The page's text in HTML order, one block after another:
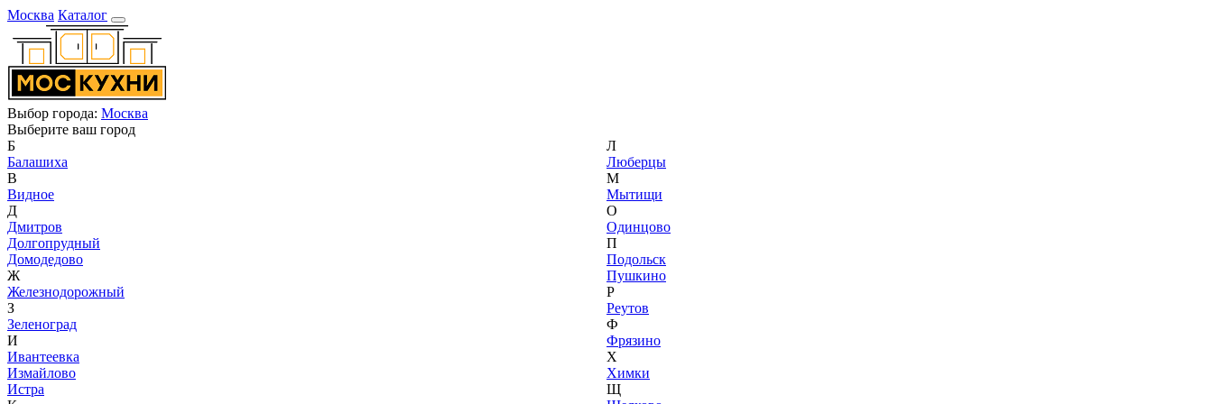
Москва Каталог
Выбор города: Москва
Выберите ваш город
Б
Балашиха
В
Видное
Д
Дмитров
Долгопрудный
Домодедово
Ж
Железнодорожный
З
Зеленоград
И
Ивантеевка
Измайлово
Истра
Л
Люберцы
М
Мытищи
О
Одинцово
П
Подольск
Пушкино
Р
Реутов
Ф
Фрязино
Х
Химки
Щ